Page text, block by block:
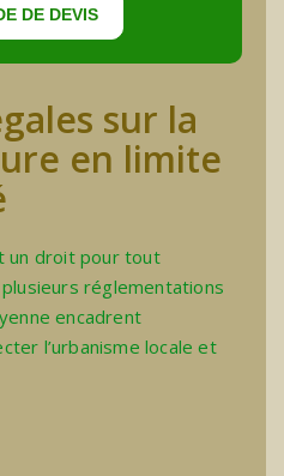
DE DEVIS
sur la
en limite
un droit pour tout
réglementations
encadrent
l’urbanisme locale et